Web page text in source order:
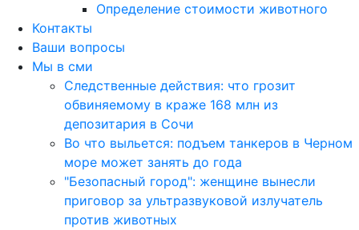
Определение стоимости животного
Контакты
Ваши вопросы
Мы в сми
Следственные действия: что грозит
обвиняемому в краже 168 млн из
депозитария в Сочи
Во что выльется: подъем танкеров в Черном
море может занять до года
"Безопасный город": женщине вынесли
приговор за ультразвуковой излучатель
против животных